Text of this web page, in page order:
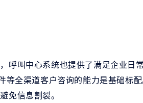
呼叫中心系统也提供了满足企业日
全渠道客户咨询的能力是基础标
免信息割裂。